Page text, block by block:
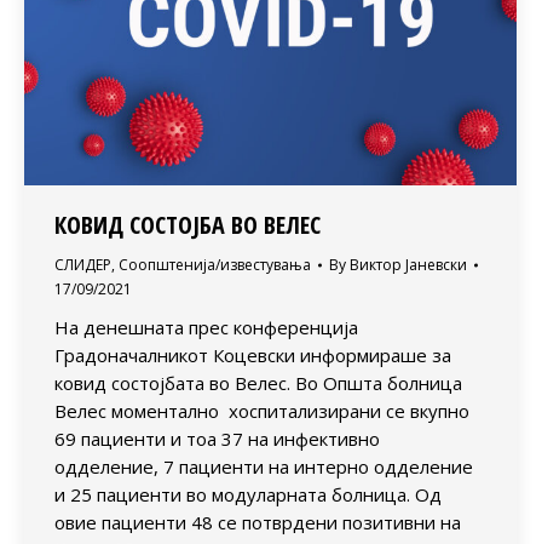
КОВИД СОСТОЈБА ВО ВЕЛЕС
СЛИДЕР, Соопштенија/известувања By Виктор Јаневски
17/09/2021
На денешната прес конференција
Градоначалникот Коцевски информираше за
ковид состојбата во Велес. Во Општа болница
Велес моментално хоспитализирани се вкупно
69 пациенти и тоа 37 на инфективно
одделение, 7 пациенти на интерно одделение
и 25 пациенти во модуларната болница. Од
овие пациенти 48 се потврдени позитивни на